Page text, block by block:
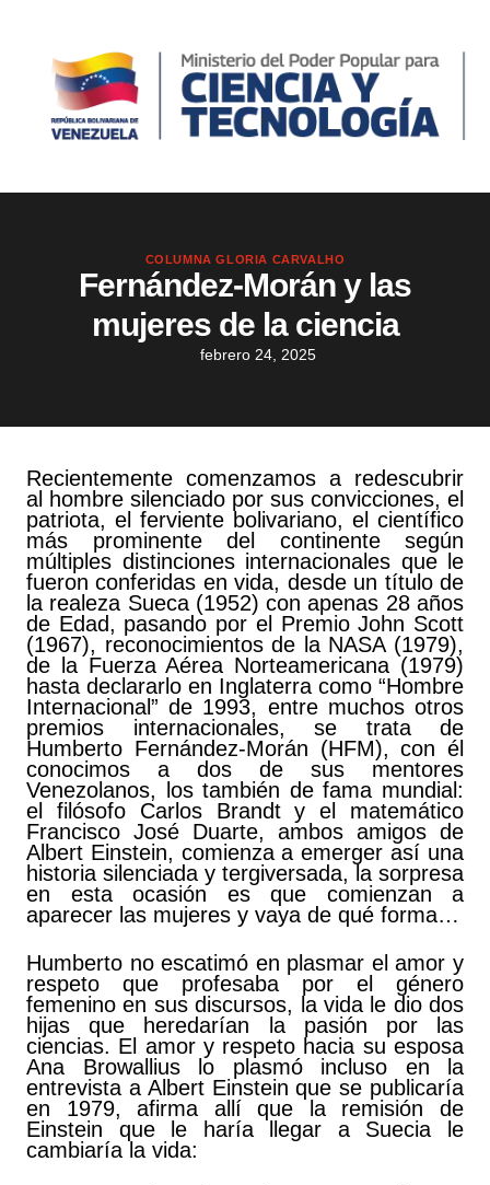
COLUMNA GLORIA CARVALHO
Fernández-Morán y las
mujeres de la ciencia
febrero 24, 2025
Recientemente comenzamos a redescubrir
al hombre silenciado por sus convicciones, el
patriota, el ferviente bolivariano, el científico
más prominente del continente según
múltiples distinciones internacionales que le
fueron conferidas en vida, desde un título de
la realeza Sueca (1952) con apenas 28 años
de Edad, pasando por el Premio John Scott
(1967), reconocimientos de la NASA (1979),
de la Fuerza Aérea Norteamericana (1979)
hasta declararlo en Inglaterra como “Hombre
Internacional” de 1993, entre muchos otros
premios internacionales, se trata de
Humberto Fernández-Morán (HFM), con él
conocimos a dos de sus mentores
Venezolanos, los también de fama mundial:
el filósofo Carlos Brandt y el matemático
Francisco José Duarte, ambos amigos de
Albert Einstein, comienza a emerger así una
historia silenciada y tergiversada, la sorpresa
en esta ocasión es que comienzan a
aparecer las mujeres y vaya de qué forma…
Humberto no escatimó en plasmar el amor y
respeto que profesaba por el género
femenino en sus discursos, la vida le dio dos
hijas que heredarían la pasión por las
ciencias. El amor y respeto hacia su esposa
Ana Browallius lo plasmó incluso en la
entrevista a Albert Einstein que se publicaría
en 1979, afirma allí que la remisión de
Einstein que le haría llegar a Suecia le
cambiaría la vida: